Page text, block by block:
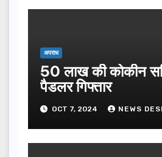
अपराध
50 लाख की कोकीन
पैडलर गिफ्तार
OCT 7, 2024 NEWS